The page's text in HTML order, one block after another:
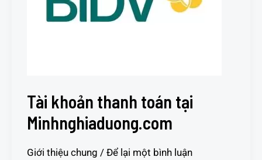
Tài khoản thanh toán tại
Minhnghiaduong.com
Giới thiệu chung / Để lại một bình luận
Minhnghiaduong.com